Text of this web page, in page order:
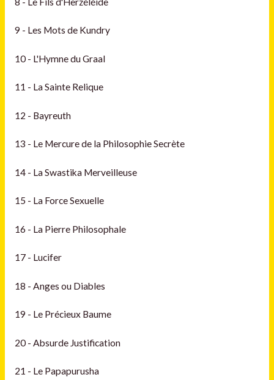
9 - Les Mots de Kundry
10 - L'Hymne du Graal
11 - La Sainte Relique
12 - Bayreuth
13 - Le Mercure de la Philosophie Secrète
14 - La Swastika Merveilleuse
15 - La Force Sexuelle
16 - La Pierre Philosophale
17 - Lucifer
18 - Anges ou Diables
19 - Le Précieux Baume
20 - Absurde Justification
21 - Le Papapurusha